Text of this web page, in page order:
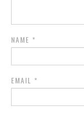
NAME *
EMAIL *